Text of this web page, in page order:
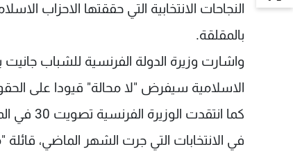
النجاحات الانتخابية التي حققتها الاحزاب
بالمقلقة.
واشارت وزيرة الدولة الفرنسية للشباب
الاسلامية سيفرض "لا محالة" قيودا على
كما
في الانتخابات التي جرت الشهر الماضي،